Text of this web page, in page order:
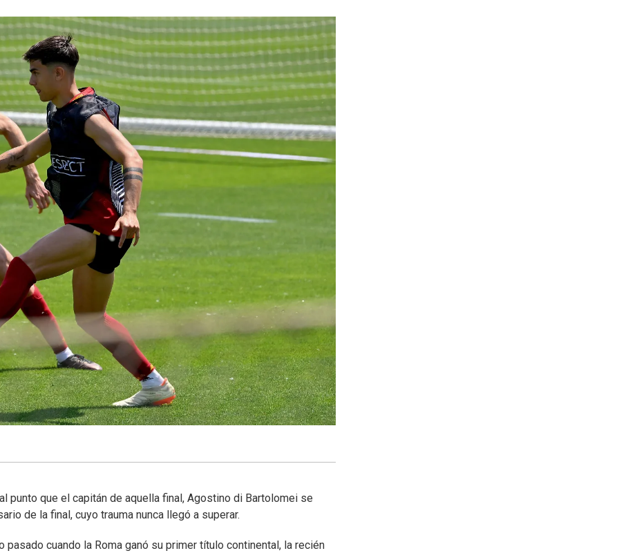
punto que el capitán de aquella final, Agostino di Bartolomei se
de la final, cuyo trauma nunca llegó a superar.
pasado cuando la Roma ganó su primer título continental, la recién